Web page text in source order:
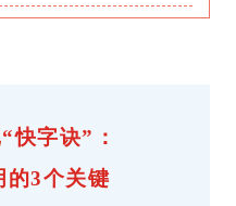
快字诀”：
的3个关键